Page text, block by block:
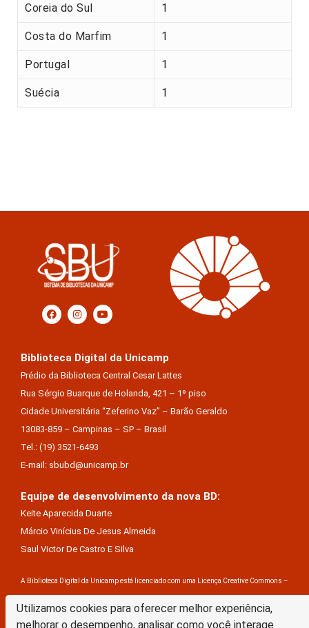
Utilizamos cookies para oferecer melhor experiência,
melhorar o desempenho, analisar como você interage
Coreia do Sul 1
Costa do Marfim 1
Portugal 1
Suécia 1
Biblioteca Digital da Unicamp
Prédio da Biblioteca Central Cesar Lattes
Rua Sérgio Buarque de Holanda, 421 – 1º piso
Cidade Universitária “Zeferino Vaz” – Barão Geraldo
13083-859 – Campinas – SP – Brasil
Tel.: (19) 3521-6493
E-mail: sbubd@unicamp.br
Equipe de desenvolvimento da nova BD:
Keite Aparecida Duarte
Márcio Vinícius De Jesus Almeida
Saul Victor De Castro E Silva
A Biblioteca Digital da Unicamp está licenciado com uma Licença Creative Commons –